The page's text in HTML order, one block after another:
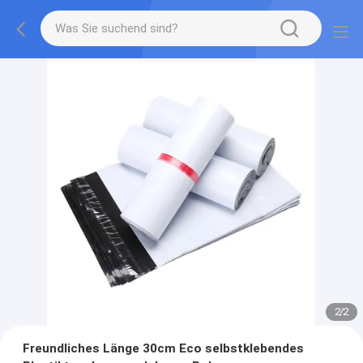
2/2
Freundliches Länge 30cm Eco selbstklebendes